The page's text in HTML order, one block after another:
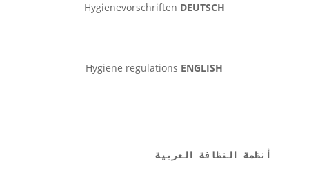
Hygienevorschriften DEUTSCH
Hygiene regulations ENGLISH
أنظمة النظافة العربية